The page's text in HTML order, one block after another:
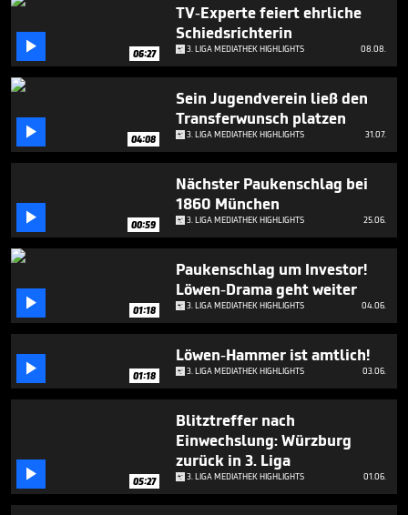
4
seconds
 06:27
TV-Experte feiert ehrliche
Schiedsrichterin
3. LIGA MEDIATHEK HIGHLIGHTS 08.08.
 04:08
Sein Jugendverein ließ den
Transferwunsch platzen
3. LIGA MEDIATHEK HIGHLIGHTS 31.07.
 00:59
Nächster Paukenschlag bei
1860 München
3. LIGA MEDIATHEK HIGHLIGHTS 25.06.
 01:18
Paukenschlag um Investor!
Löwen-Drama geht weiter
3. LIGA MEDIATHEK HIGHLIGHTS 04.06.
 01:18
Löwen-Hammer ist amtlich!
3. LIGA MEDIATHEK HIGHLIGHTS 03.06.
 05:27
Blitztreffer nach
Einwechslung: Würzburg
zurück in 3. Liga
3. LIGA MEDIATHEK HIGHLIGHTS 01.06.